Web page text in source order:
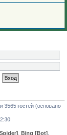
3565 гостей (основано
Bing [Bot]